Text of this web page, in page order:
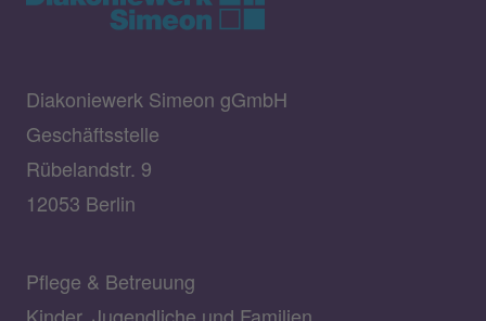
Diakoniewerk Simeon gGmbH
Geschäftsstelle
Rübelandstr. 9
12053 Berlin
Pflege & Betreuung
Kinder, Jugendliche und Familien